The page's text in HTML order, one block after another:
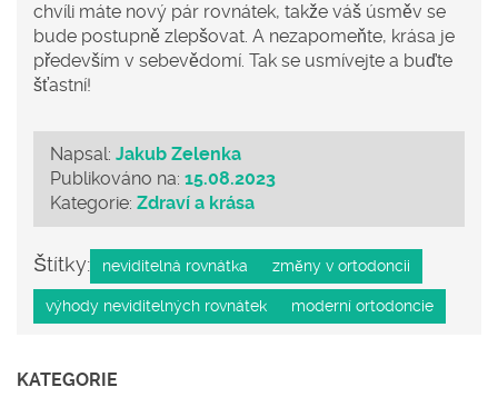
chvíli máte nový pár rovnátek, takže váš úsměv se
bude postupně zlepšovat. A nezapomeňte, krása je
především v sebevědomí. Tak se usmívejte a buďte
šťastní!
Napsal: Jakub Zelenka
Publikováno na: 15.08.2023
Kategorie: Zdraví a krása
Štítky: neviditelná rovnátka změny v ortodoncii
výhody neviditelných rovnátek moderní ortodoncie
KATEGORIE